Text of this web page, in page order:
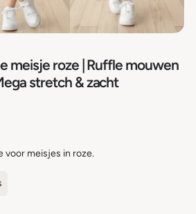
meisje roze | Ruffle mouwen
stretch & zacht
meisjes in roze.